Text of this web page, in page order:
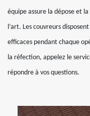
équipe assure la dépose et
l’art. Les couvreurs
efficaces pendant chaque
la réfection, appelez le
répondre à vos questions.